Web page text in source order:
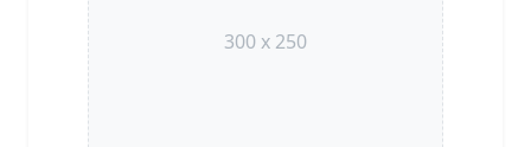
300 x 250